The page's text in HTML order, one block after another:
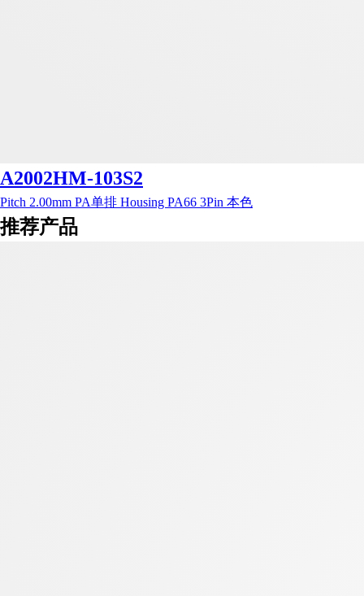
A2002HM-103S2
Pitch 2.00mm PA单排 Housing PA66 3Pin 本色
推荐产品